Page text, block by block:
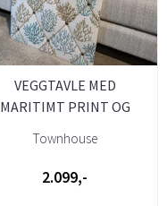
VEGGTAVLE MED
MARITIMT PRINT OG
Townhouse
2.099,-